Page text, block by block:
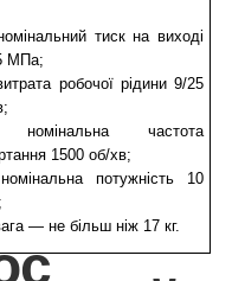
тиск на виході
МПа;
робочої рідини 9/25
частота
1500 об/хв;
потужність 10
— не більш ніж 17 кг.